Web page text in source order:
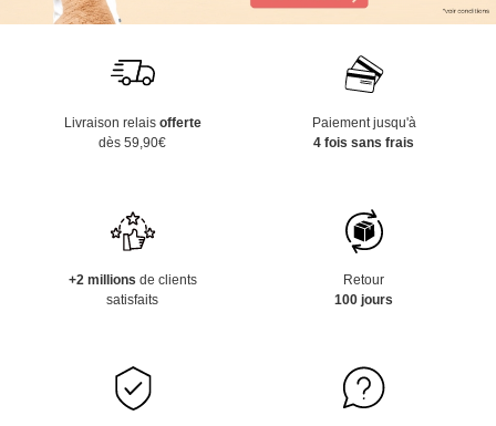
Livraison relais offerte
dès 59,90€
Paiement jusqu'à
4 fois sans frais
+2 millions de clients
satisfaits
Retour
100 jours